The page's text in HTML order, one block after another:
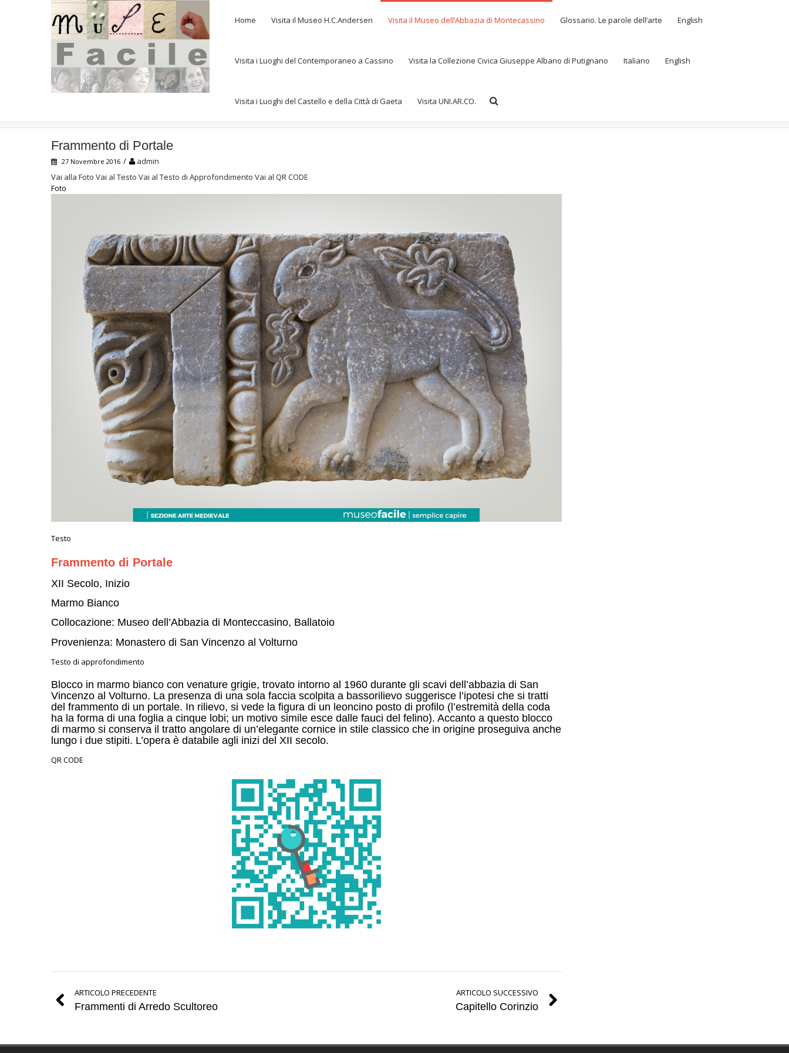
Home Visita il Museo H.C.Andersen Visita il Museo dell’Abbazia di Montecassino Glossario. Le parole dell’arte English
Visita i Luoghi del Contemporaneo a Cassino Visita la Collezione Civica Giuseppe Albano di Putignano Italiano English
Visita i Luoghi del Castello e della Città di Gaeta Visita UNI.AR.CO.
Frammento di Portale
27 Novembre 2016 /
admin
Vai alla Foto Vai al Testo Vai al Testo di Approfondimento Vai al QR CODE
Foto
Testo
Frammento di Portale
XII Secolo, Inizio
Marmo Bianco
Collocazione: Museo dell’Abbazia di Monteccasino, Ballatoio
Provenienza: Monastero di San Vincenzo al Volturno
Testo di approfondimento
Blocco in marmo bianco con venature grigie, trovato intorno al 1960 durante gli scavi dell’abbazia di San
Vincenzo al Volturno. La presenza di una sola faccia scolpita a bassorilievo suggerisce l’ipotesi che si tratti
del frammento di un portale. In rilievo, si vede la figura di un leoncino posto di profilo (l’estremità della coda
ha la forma di una foglia a cinque lobi; un motivo simile esce dalle fauci del felino). Accanto a questo blocco
di marmo si conserva il tratto angolare di un’elegante cornice in stile classico che in origine proseguiva anche
lungo i due stipiti. L’opera è databile agli inizi del XII secolo.
QR CODE
ARTICOLO PRECEDENTE
Frammenti di Arredo Scultoreo
ARTICOLO SUCCESSIVO
Capitello Corinzio